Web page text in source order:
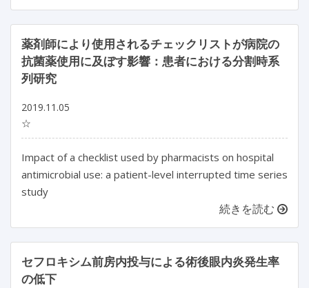
薬剤師により使用されるチェックリストが病院の
抗菌薬使用に及ぼす影響：患者における分割時系
列研究
2019.11.05
☆
Impact of a checklist used by pharmacists on hospital
antimicrobial use: a patient-level interrupted time series
study
続きを読む
セフロキシム前房内投与による術後眼内炎発生率
の低下